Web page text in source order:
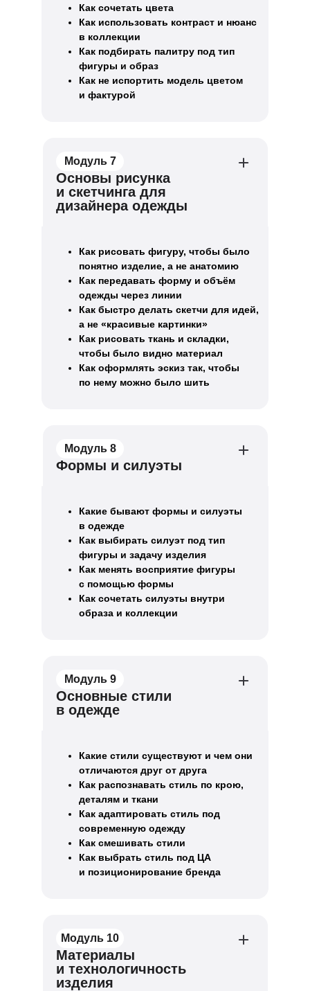
Как сочетать цвета
Как использовать контраст и нюанс
в коллекции
Как подбирать палитру под тип
фигуры и образ
Как не испортить модель цветом
и фактурой
Модуль 7
Основы рисунка
и скетчинга для
дизайнера одежды
Как рисовать фигуру, чтобы было
понятно изделие, а не анатомию
Как передавать форму и объём
одежды через линии
Как быстро делать скетчи для идей,
а не «красивые картинки»
Как рисовать ткань и складки,
чтобы было видно материал
Как оформлять эскиз так, чтобы
по нему можно было шить
Модуль 8
Формы и силуэты
Какие бывают формы и силуэты
в одежде
Как выбирать силуэт под тип
фигуры и задачу изделия
Как менять восприятие фигуры
с помощью формы
Как сочетать силуэты внутри
образа и коллекции
Модуль 9
Основные стили
в одежде
Какие стили существуют и чем они
отличаются друг от друга
Как распознавать стиль по крою,
деталям и ткани
Как адаптировать стиль под
современную одежду
Как смешивать стили
Как выбрать стиль под ЦА
и позиционирование бренда
Модуль 10
Материалы
и технологичность
изделия